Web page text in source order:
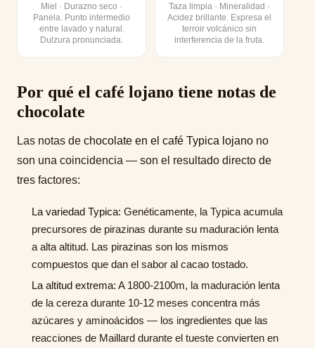
Miel · Durazno seco ·
Panela. Punto intermedio
entre lavado y natural.
Dulzura pronunciada.
Taza limpia · Mineralidad ·
Acidez brillante. Expresa el
terroir volcánico sin
interferencia de la fruta.
Por qué el café lojano tiene notas de
chocolate
Las notas de chocolate en el café Typica lojano no
son una coincidencia — son el resultado directo de
tres factores:
La variedad Typica: Genéticamente, la Typica acumula
precursores de pirazinas durante su maduración lenta
a alta altitud. Las pirazinas son los mismos
compuestos que dan el sabor al cacao tostado.
La altitud extrema: A 1800-2100m, la maduración lenta
de la cereza durante 10-12 meses concentra más
azúcares y aminoácidos — los ingredientes que las
reacciones de Maillard durante el tueste convierten en